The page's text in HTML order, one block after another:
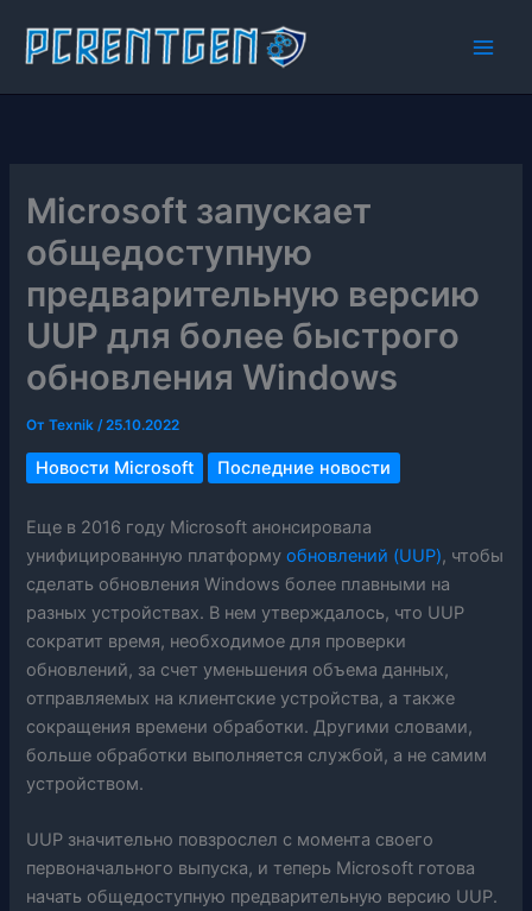
содержимому
Microsoft запускает
общедоступную
предварительную версию
UUP для более быстрого
обновления Windows
ОтTexnik/25.10.2022
Новости Microsoft Последние новости
Еще в 2016 году Microsoft анонсировала
унифицированную платформуобновлений (UUP), чтобы
сделать обновления Windows более плавными на
разных устройствах. В нем утверждалось, что UUP
сократит время, необходимое для проверки
обновлений, за счет уменьшения объема данных,
отправляемых на клиентские устройства, а также
сокращения времени обработки. Другими словами,
больше обработки выполняется службой, а не самим
устройством.
UUP значительно повзрослел с момента своего
первоначального выпуска, и теперь Microsoft готова
начать общедоступную предварительную версию UUP.